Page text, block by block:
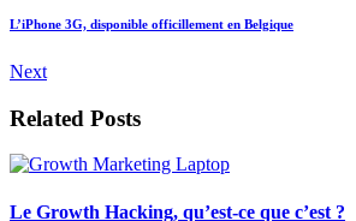
L’iPhone 3G, disponible officillement en Belgique
Next
Related Posts
Le Growth Hacking, qu’est-ce que c’est ?